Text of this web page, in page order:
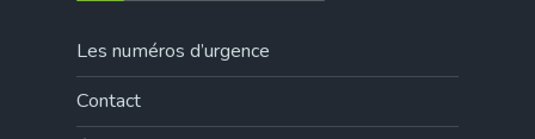
Les numéros d’urgence
Contact